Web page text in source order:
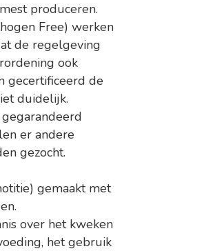
produceren.
Free) werken
de regelgeving
ook
gecertificeerd de
duidelijk.
er andere
gezocht.
gemaakt met
over het kweken
het gebruik